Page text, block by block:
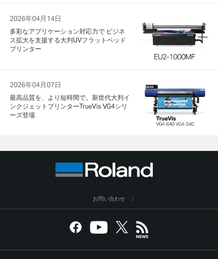
2026年04月14日
多彩なアプリケーション対応力で ビジネ
ス拡大を支援する大判UVフラットベッド
プリンター
2026年04月07日
最高品質を、より短時間で。新世代大判イ
ンクジェットプリンターTrueVis VG4シリ
ーズ登場
お問い合わせ